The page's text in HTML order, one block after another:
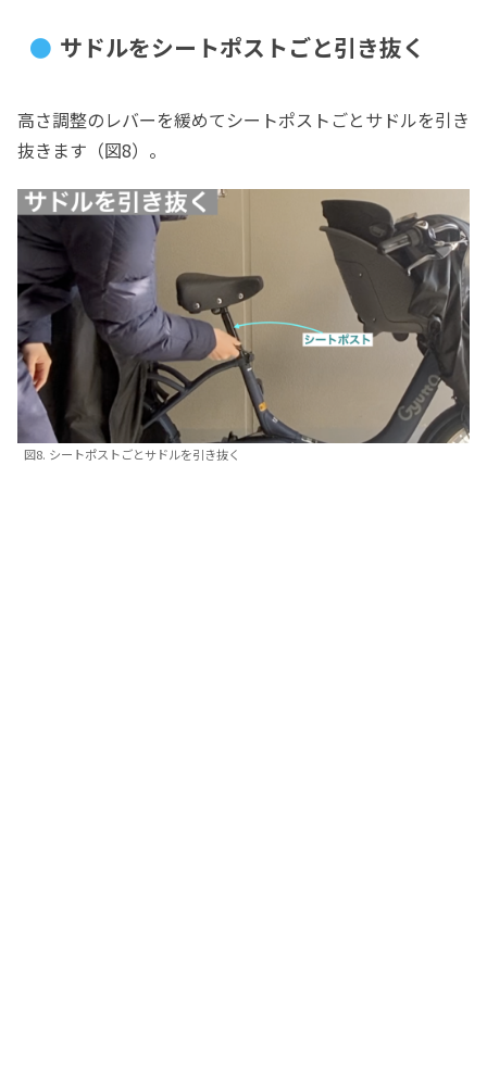
サドルをシートポストごと引き抜く
高さ調整のレバーを緩めてシートポストごとサドルを引き
抜きます（図8）。
図8. シートポストごとサドルを引き抜く